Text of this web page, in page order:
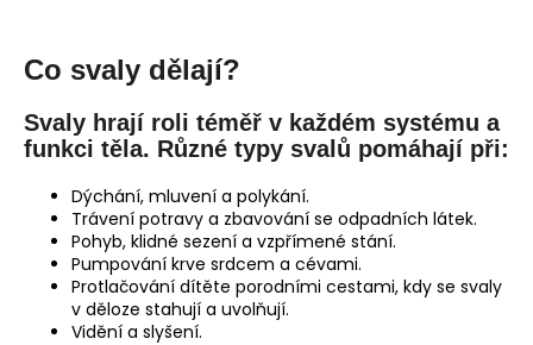
Co svaly dělají?
Svaly hrají roli téměř v každém systému a
funkci těla. Různé typy svalů pomáhají při:
Dýchání, mluvení a polykání.
Trávení potravy a zbavování se odpadních látek.
Pohyb, klidné sezení a vzpřímené stání.
Pumpování krve srdcem a cévami.
Protlačování dítěte porodními cestami, kdy se svaly
v děloze stahují a uvolňují.
Vidění a slyšení.